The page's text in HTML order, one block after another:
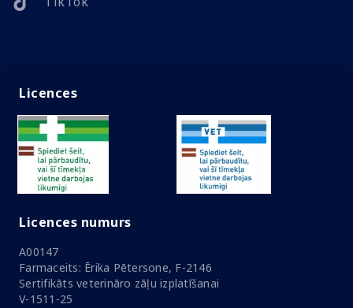
Licences
Licences numurs
A00147
Farmaceits: Ērika Pētersone, F-2146
Sertifikāts veterināro zāļu izplatīšanai
V-1511-25